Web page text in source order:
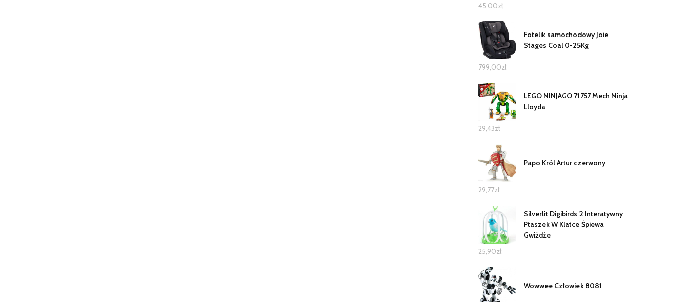
45,00zł
Fotelik samochodowy Joie
Stages Coal 0-25Kg
799,00zł
LEGO NINJAGO 71757 Mech Ninja
Lloyda
29,43zł
Papo Król Artur czerwony
29,77zł
Silverlit Digibirds 2 Interatywny
Ptaszek W Klatce Śpiewa
Gwiżdże
25,90zł
Wowwee Człowiek 8081